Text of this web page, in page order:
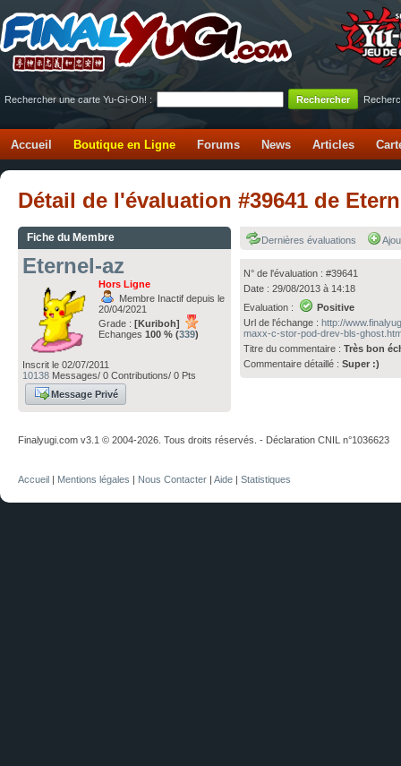
Rechercher une carte Yu-Gi-Oh! :
Accueil Boutique en Ligne Forums News Articles
Détail de l'évaluation #39641 de
Fiche du Membre
Eternel-az
Hors Ligne
Membre Inactif depuis le
20/04/2021
Grade : [Kuriboh]
Echanges 100 % (339)
Inscrit le 02/07/2011
10138 Messages/ 0 Contributions/ 0 Pts
Message Privé
Dernières évaluations
N° de l'évaluation : #39641
Date : 29/08/2013 à 14:18
Evaluation :
Positive
Url de l'échange :http://
maxx-c-stor-pod-drev-bls-
Titre du commentaire :Très bon
Commentaire détaillé :Super :)
Finalyugi.com v3.1 © 2004-2026. Tous droits réservés. - Déclaration CNIL n°1036623
Accueil | Mentions légales | Nous Contacter | Aide | Statistiques